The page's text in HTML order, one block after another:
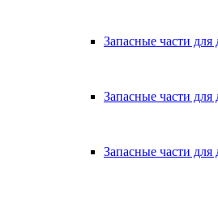
Запасные части для
Запасные части для
Запасные части для